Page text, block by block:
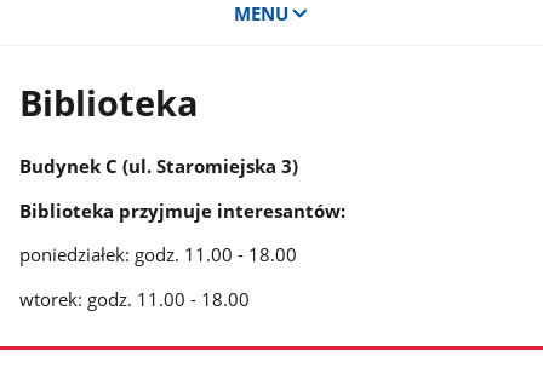
MENU
Biblioteka
Budynek C (ul. Staromiejska 3)
Biblioteka przyjmuje interesantów:
poniedziałek: godz. 11.00 - 18.00
wtorek: godz. 11.00 - 18.00